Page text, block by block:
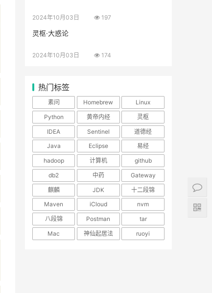
2024年10月03日 197
灵枢·大惑论
2024年10月03日 174
热门标签
素问 Homebrew
Linux
Python
黄帝内经
灵枢
IDEA
Sentinel
道德经
Java
Eclipse
易经
hadoop
计算机
github
db2
中药
Gateway
麒麟
JDK
十二段锦
Maven
iCloud
nvm
八段锦
Postman
tar
Mac
神仙起居法 ruoyi